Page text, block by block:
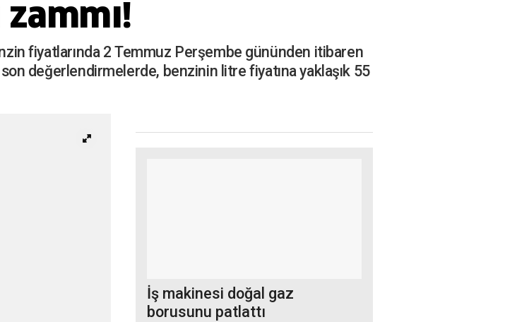
zammı!
fiyatlarında 2 Temmuz Perşembe gününden itibaren
değerlendirmelerde, benzinin litre fiyatına yaklaşık 55
İş makinesi doğal gaz
borusunu patlattı